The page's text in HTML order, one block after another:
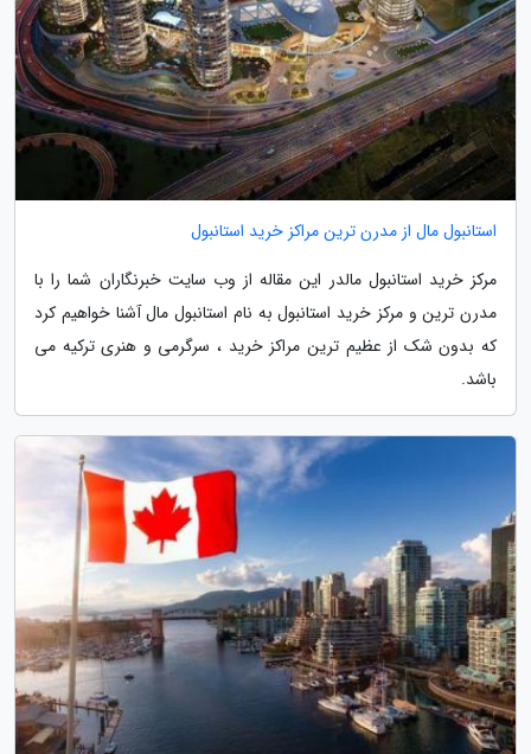
استانبول مال از مدرن ترین مراکز خرید استانبول
مرکز خرید استانبول مالدر این مقاله از وب سایت خبرنگاران شما را با
مدرن ترین و مرکز خرید استانبول به نام استانبول مال آشنا خواهیم کرد
که بدون شک از عظیم ترین مراکز خرید ، سرگرمی و هنری ترکیه می
باشد.